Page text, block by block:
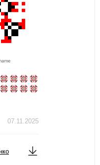
07.11.2025